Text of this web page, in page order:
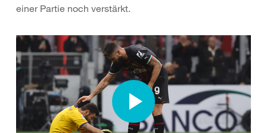
einer Partie noch verstärkt.